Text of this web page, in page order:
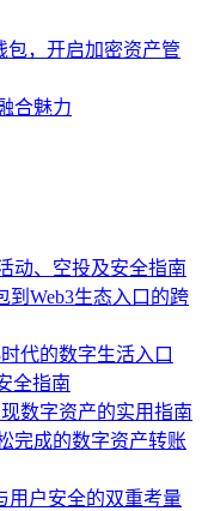
包，开启加密资产管
合魅力
动、空投及安全指南
到Web3生态入口的跨
代的数字生活入口
全指南
数字资产的实用指南
完成的数字资产转账
用户安全的双重考量